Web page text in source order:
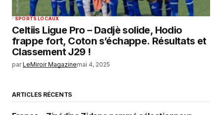
SPORTS LOCAUX
Celtiis Ligue Pro – Dadjè solide, Hodio
frappe fort, Coton s’échappe. Résultats et
Classement J29 !
par LeMiroir Magazinemai 4, 2025
ARTICLES RÉCENTS